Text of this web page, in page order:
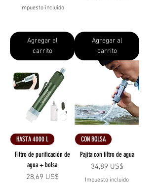
Impuesto incluido
Agregar al
carrito
Agregar al
carrito
HASTA 4000 L
Filtro de purificación de
agua + bolsa
Precio
28,69 US$
CON BOLSA
Pajita con filtro de agua
Precio
34,89 US$
Impuesto incluido